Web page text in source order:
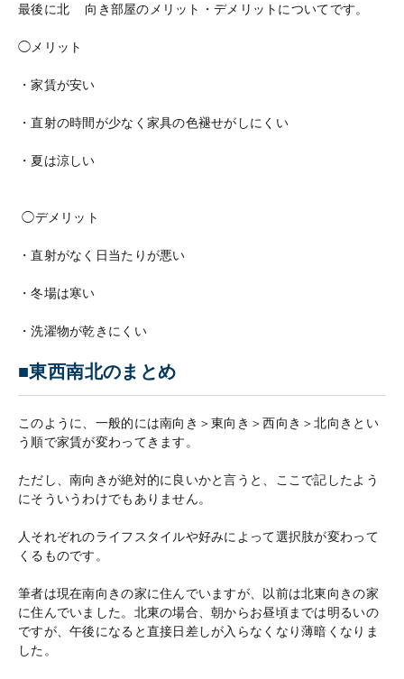
最後に北 向き部屋のメリット・デメリットについてです。
◯メリット
・家賃が安い
・直射の時間が少なく家具の色褪せがしにくい
・夏は涼しい
◯デメリット
・直射がなく日当たりが悪い
・冬場は寒い
・洗濯物が乾きにくい
■東西南北のまとめ
このように、一般的には南向き＞東向き＞西向き＞北向きとい
う順で家賃が変わってきます。
ただし、南向きが絶対的に良いかと言うと、ここで記したよう
にそういうわけでもありません。
人それぞれのライフスタイルや好みによって選択肢が変わって
くるものです。
筆者は現在南向きの家に住んでいますが、以前は北東向きの家
に住んでいました。北東の場合、朝からお昼頃までは明るいの
ですが、午後になると直接日差しが入らなくなり薄暗くなりま
した。